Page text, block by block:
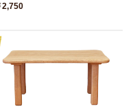
2,750